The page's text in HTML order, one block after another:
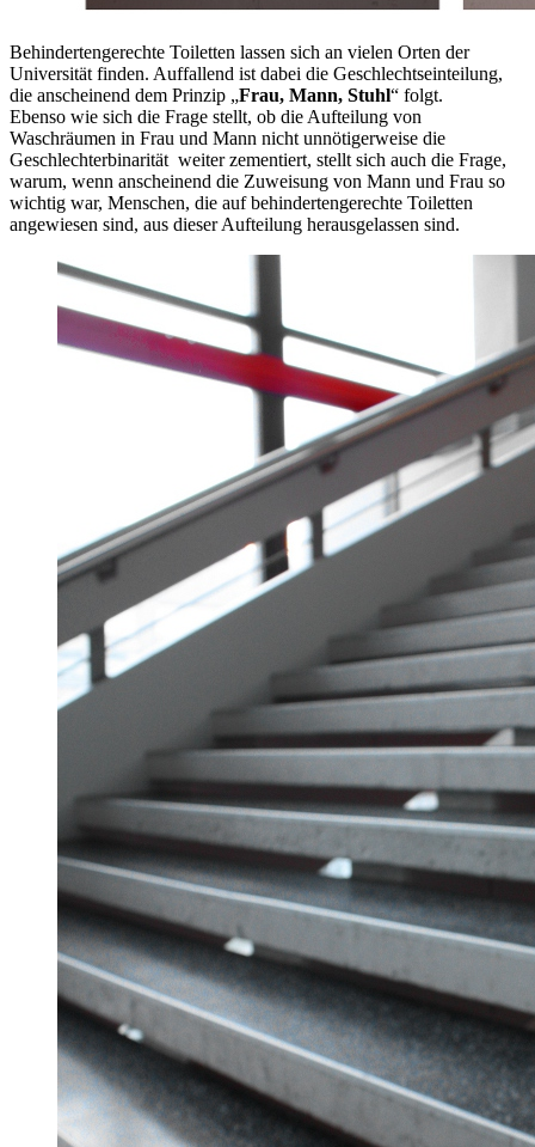
Behindertengerechte Toiletten lassen sich an vielen Orten der
Universität finden. Auffallend ist dabei die Geschlechtseinteilung,
die anscheinend dem Prinzip „Frau, Mann, Stuhl“ folgt.
Ebenso wie sich die Frage stellt, ob die Aufteilung von
Waschräumen in Frau und Mann nicht unnötigerweise die
Geschlechterbinarität weiter zementiert, stellt sich auch die Frage,
warum, wenn anscheinend die Zuweisung von Mann und Frau so
wichtig war, Menschen, die auf behindertengerechte Toiletten
angewiesen sind, aus dieser Aufteilung herausgelassen sind.